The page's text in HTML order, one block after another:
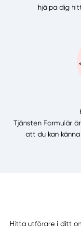
hjälpa dig
Tjänsten Formulär
att du kan
Hitta utförare i ditt